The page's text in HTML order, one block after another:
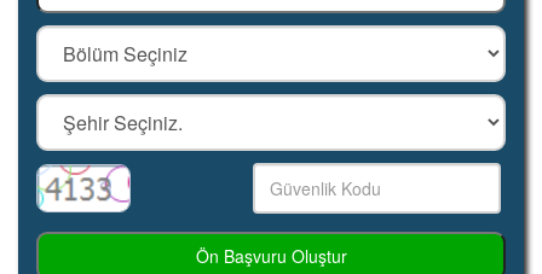
Ön Başvuru Oluştur